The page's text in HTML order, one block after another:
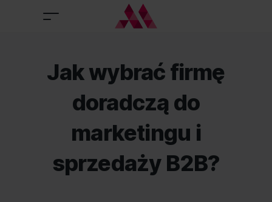
Jak wybrać firmę
doradczą do
marketingu i
sprzedaży B2B?